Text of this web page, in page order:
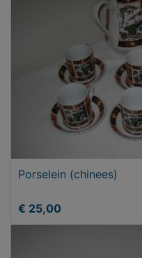
Porselein (chinees)
€ 25,00